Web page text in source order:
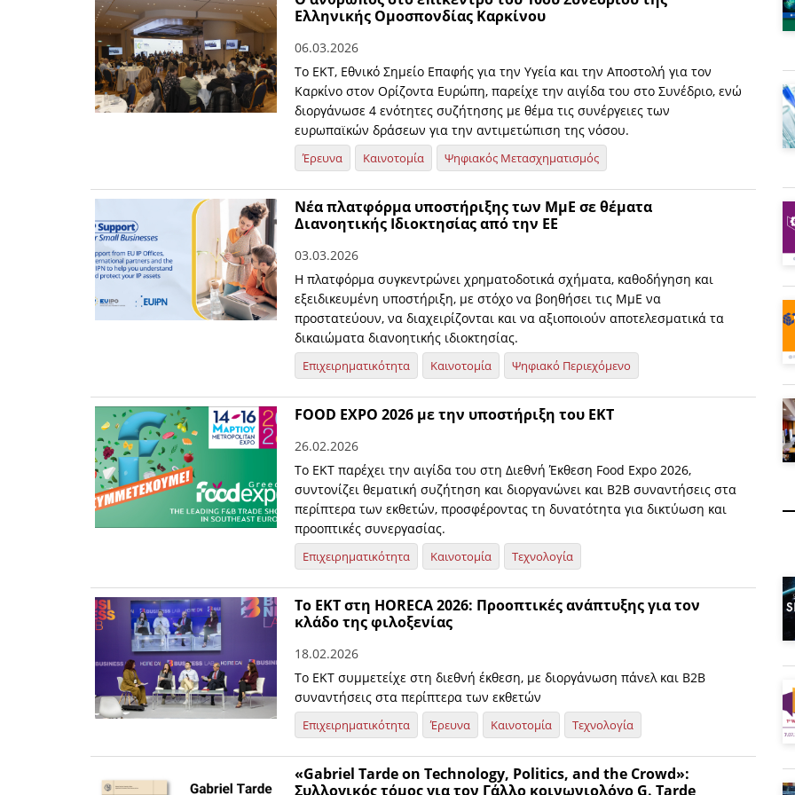
Ελληνικής Ομοσπονδίας Καρκίνου
06.03.2026
Το ΕΚΤ, Εθνικό Σημείο Επαφής για την Υγεία και την Αποστολή για τον
Καρκίνο στον Ορίζοντα Ευρώπη, παρείχε την αιγίδα του στο Συνέδριο, ενώ
διοργάνωσε 4 ενότητες συζήτησης με θέμα τις συνέργειες των
ευρωπαϊκών δράσεων για την αντιμετώπιση της νόσου.
Έρευνα Καινοτομία Ψηφιακός Μετασχηματισμός
Νέα πλατφόρμα υποστήριξης των ΜμΕ σε θέματα
Διανοητικής Ιδιοκτησίας από την ΕΕ
03.03.2026
Η πλατφόρμα συγκεντρώνει χρηματοδοτικά σχήματα, καθοδήγηση και
εξειδικευμένη υποστήριξη, με στόχο να βοηθήσει τις ΜμΕ να
προστατεύουν, να διαχειρίζονται και να αξιοποιούν αποτελεσματικά τα
δικαιώματα διανοητικής ιδιοκτησίας.
Επιχειρηματικότητα Καινοτομία Ψηφιακό Περιεχόμενο
FOOD EXPO 2026 με την υποστήριξη του ΕΚΤ
26.02.2026
Το ΕΚΤ παρέχει την αιγίδα του στη Διεθνή Έκθεση Food Expo 2026,
συντονίζει θεματική συζήτηση και διοργανώνει και Β2Β συναντήσεις στα
περίπτερα των εκθετών, προσφέροντας τη δυνατότητα για δικτύωση και
προοπτικές συνεργασίας.
Επιχειρηματικότητα Καινοτομία Τεχνολογία
Το ΕΚΤ στη HORECA 2026: Προοπτικές ανάπτυξης για τον
κλάδο της φιλοξενίας
18.02.2026
Το ΕΚΤ συμμετείχε στη διεθνή έκθεση, με διοργάνωση πάνελ και Β2Β
συναντήσεις στα περίπτερα των εκθετών
Επιχειρηματικότητα Έρευνα Καινοτομία Τεχνολογία
«Gabriel Tarde on Technology, Politics, and the Crowd»:
Συλλογικός τόμος για τον Γάλλο κοινωνιολόγο G. Tarde